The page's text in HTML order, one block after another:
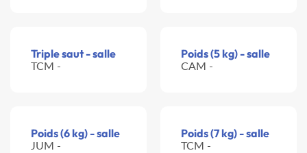
Triple saut - salle
TCM -
Poids (5 kg) - salle
CAM -
Poids (6 kg) - salle
JUM -
Poids (7 kg) - salle
TCM -